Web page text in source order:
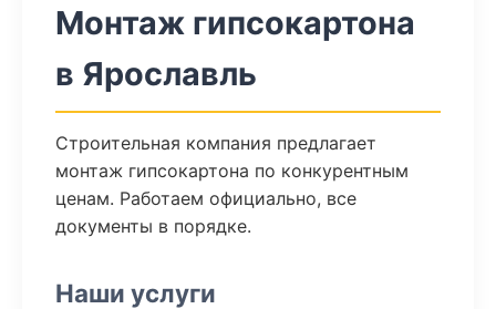
Монтаж гипсокартона
в Ярославль
Строительная компания предлагает
монтаж гипсокартона по конкурентным
ценам. Работаем официально, все
документы в порядке.
Наши услуги